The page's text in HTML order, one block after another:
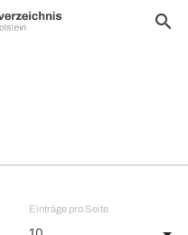
search
Einträge pro Seite